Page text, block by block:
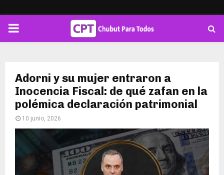
PRIMARY
Adorni y su mujer entraron a
Inocencia Fiscal: de qué zafan en la
polémica declaración patrimonial
10 junio, 2026